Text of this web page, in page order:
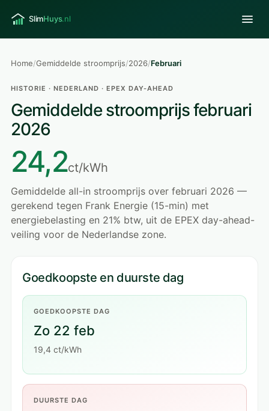
Home/Gemiddelde stroomprijs/2026/Februari
HISTORIE · NEDERLAND · EPEX DAY-AHEAD
Gemiddelde stroomprijs februari
2026
24,2ct/kWh
Gemiddelde all-in stroomprijs over februari 2026 —
gerekend tegen Frank Energie (15-min) met
energiebelasting en 21% btw, uit de EPEX day-ahead-
veiling voor de Nederlandse zone.
Goedkoopste en duurste dag
GOEDKOOPSTE DAG
Zo 22 feb
19,4 ct/kWh
DUURSTE DAG